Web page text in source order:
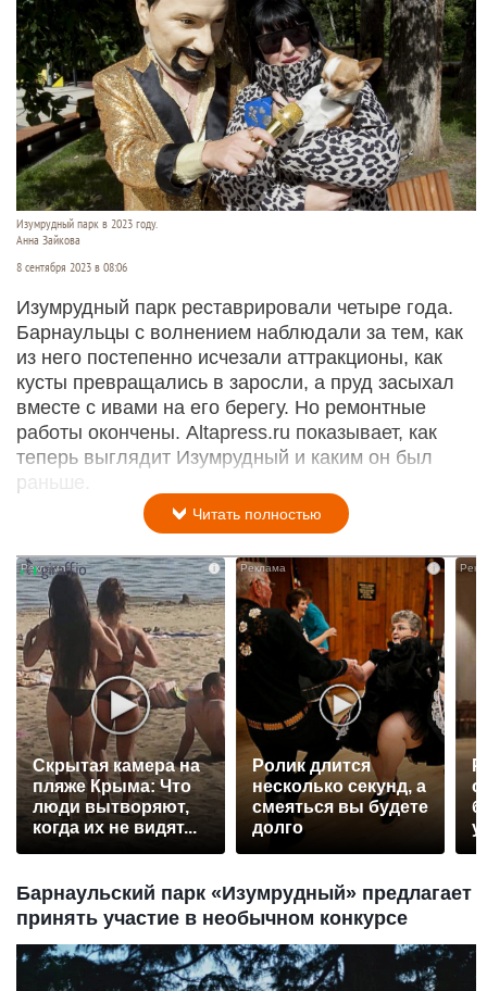
Изумрудный парк в 2023 году.
Анна Зайкова
8 сентября 2023 в 08:06
Изумрудный парк реставрировали четыре года.
Барнаульцы с волнением наблюдали за тем, как
из него постепенно исчезали аттракционы, как
кусты превращались в заросли, а пруд засыхал
вместе с ивами на его берегу. Но ремонтные
работы окончены. Altapress.ru показывает, как
теперь выглядит Изумрудный и каким он был
раньше.
Читать полностью
i
Скрытая камера на
пляже Крыма: Что
люди вытворяют,
когда их не видят...
Ролик длится
несколько секунд, а
смеяться вы будете
долго
Барнаульский парк «Изумрудный» предлагает
принять участие в необычном конкурсе